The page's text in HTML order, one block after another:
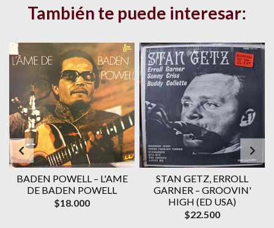
También te puede interesar:
BADEN POWELL ‎– L'AME
DE BADEN POWELL
$18.000
STAN GETZ, ERROLL
GARNER – GROOVIN'
HIGH (ED USA)
$22.500